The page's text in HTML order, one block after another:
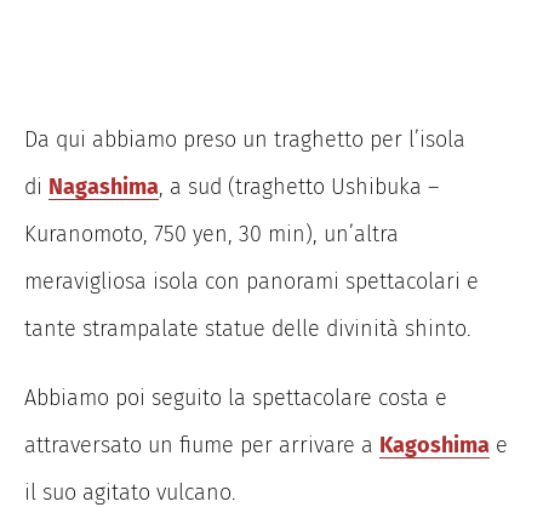
Da qui abbiamo preso un traghetto per l’isola
di Nagashima, a sud (traghetto Ushibuka –
Kuranomoto, 750 yen, 30 min), un’altra
meravigliosa isola con panorami spettacolari e
tante strampalate statue delle divinità shinto.
Abbiamo poi seguito la spettacolare costa e
attraversato un fiume per arrivare a Kagoshima e
il suo agitato vulcano.